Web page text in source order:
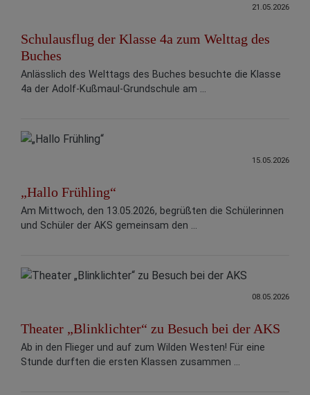
21.05.2026
Schulausflug der Klasse 4a zum Welttag des
Buches
Anlässlich des Welttags des Buches besuchte die Klasse
4a der Adolf-Kußmaul-Grundschule am ...
15.05.2026
„Hallo Frühling“
Am Mittwoch, den 13.05.2026, begrüßten die Schülerinnen
und Schüler der AKS gemeinsam den ...
08.05.2026
Theater „Blinklichter“ zu Besuch bei der AKS
Ab in den Flieger und auf zum Wilden Westen! Für eine
Stunde durften die ersten Klassen zusammen ...